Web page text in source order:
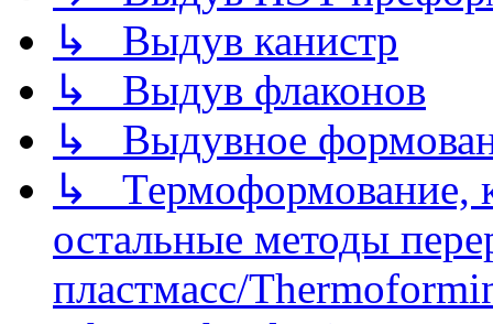
↳ Выдув канистр
↳ Выдув флаконов
↳ Выдувное
↳ Термоформование,
остальные методы
пластмасс/